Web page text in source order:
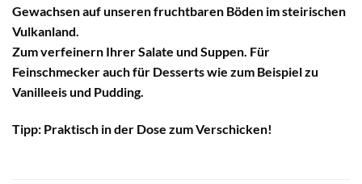
Gewachsen auf unseren fruchtbaren Böden im steirischen
Vulkanland.
Zum verfeinern Ihrer Salate und Suppen. Für
Feinschmecker auch für Desserts wie zum Beispiel zu
Vanilleeis und Pudding.
Tipp: Praktisch in der Dose zum Verschicken!